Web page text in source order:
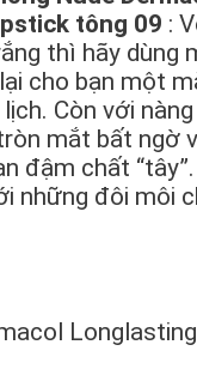
tông 09 :
thì hãy dùng
cho bạn một
Còn với
mắt bất ngờ
đậm chất
những đôi môi